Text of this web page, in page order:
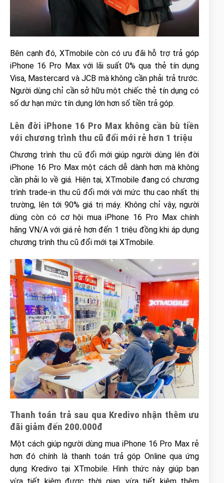
Bên cạnh đó, XTmobile còn có ưu đãi hỗ trợ trả góp
iPhone 16 Pro Max với lãi suất 0% qua thẻ tín dụng
Visa, Mastercard và JCB mà không cần phải trả trước.
Người dùng chỉ cần sở hữu một chiếc thẻ tín dụng có
số dư hạn mức tín dụng lớn hơn số tiền trả góp.
Lên đời iPhone 16 Pro Max không cần bù tiền
với chương trình thu cũ đổi mới rẻ hơn 1 triệu
Chương trình thu cũ đổi mới giúp người dùng lên đời
iPhone 16 Pro Max một cách dễ dành hơn mà không
cần phải lo về giá. Hiện tại, XTmobile đang có chương
trình trade-in thu cũ đổi mới với mức thu cao nhất thị
trường, lên tới 90% giá trị máy. Không chỉ vậy, người
dùng còn có cơ hội mua iPhone 16 Pro Max chính
hãng VN/A với giá rẻ hơn đến 1 triệu đồng khi áp dụng
chương trình thu cũ đổi mới tại XTmobile.
Thanh toán trả sau qua Kredivo nhận thêm ưu
đãi giảm đến 200.000đ
Một cách giúp người dùng mua iPhone 16 Pro Max rẻ
hơn đó chính là thanh toán trả góp Online qua ứng
dụng Kredivo tại XTmobile. Hình thức này giúp bạn